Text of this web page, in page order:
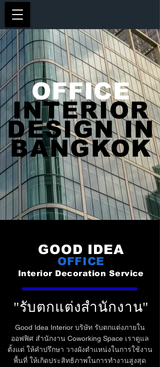
OFFICE
INTERIOR
DESIGN IN
BANGKOK
GOOD IDEA
OFFICE
Interior Decoration Service
"รับตกแต่งสำนักงาน"
Good Idea Interior บริษัท รับตกแต่งภายใน
ออฟฟิศ สำนักงาน Coworking Space เราดูแล
ตั้งแต่ ให้คำปรึกษา วางผังตำแหน่งในการใช้งาน
พื้นที่ ให้เกิดประสิทธิภาพในการทำงานสูงสุด